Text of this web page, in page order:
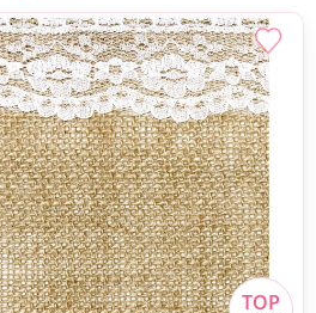
en 4X sans frais*